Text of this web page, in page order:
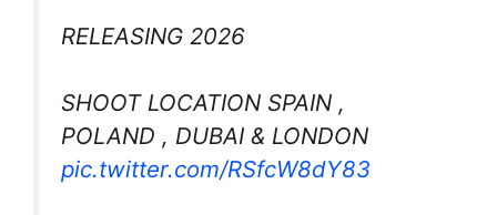
RELEASING 2026
SHOOT LOCATION SPAIN ,
POLAND , DUBAI & LONDON
pic.twitter.com/RSfcW8dY83